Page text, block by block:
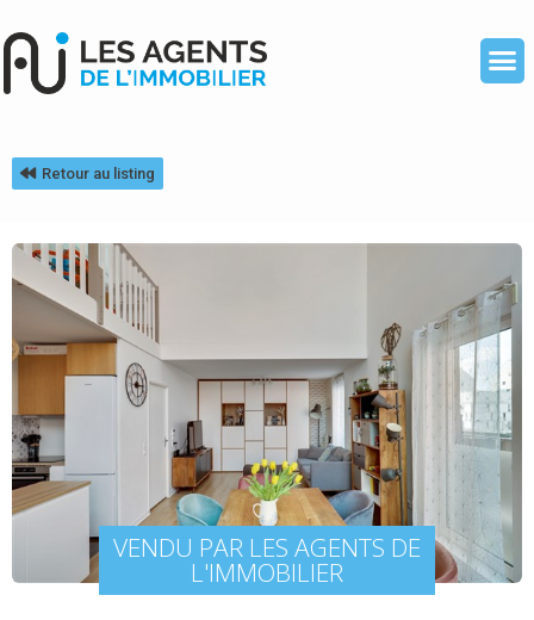
Retour au listing
VENDU PAR LES AGENTS DE
L'IMMOBILIER